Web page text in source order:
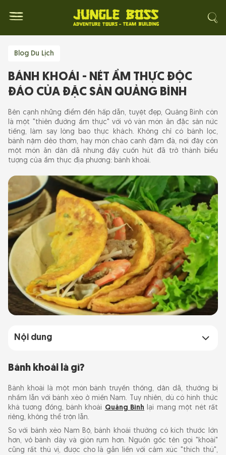
Blog Du Lịch
BÁNH KHOÁI - NÉT ẨM THỰC ĐỘC
ĐÁO CỦA ĐẶC SẢN QUẢNG BÌNH
Bên cạnh những điểm đến hấp dẫn, tuyệt đẹp, Quảng Bình còn
là một "thiên đường ẩm thực" với vô vàn món ăn đặc sản nức
tiếng, làm say lòng bao thực khách. Không chỉ có bánh lọc,
bánh nậm dẻo thơm, hay món cháo canh đậm đà, nơi đây còn
một món ăn dân dã nhưng đầy cuốn hút đã trở thành biểu
tượng của ẩm thực địa phương: bánh khoái.
Nội dung
Cách làm bánh khoái chuẩn vị
Top quán bánh khoái ngon tại Quảng Bình
Gợi ý các đặc sản Quảng Bình khác
Bánh khoái là gì?
Bánh khoái là một món bánh truyền thống, dân dã, thường bị
nhầm lẫn với bánh xèo ở miền Nam. Tuy nhiên, dù có hình thức
khá tương đồng, bánh khoái Quảng Bình lại mang một nét rất
riêng, không thể trộn lẫn.
So với bánh xèo Nam Bộ, bánh khoái thường có kích thước lớn
hơn, vỏ bánh dày và giòn rụm hơn. Nguồn gốc tên gọi "khoái"
cũng rất thú vị, được cho là gắn liền với cảm xúc "thích thú",